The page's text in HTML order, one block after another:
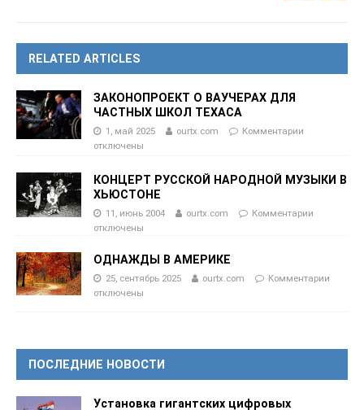
RELATED ARTICLES
ЗАКОНОПРОЕКТ О ВАУЧЕРАХ ДЛЯ
ЧАСТНЫХ ШКОЛ ТЕХАСА
1, май 2025 ourtx.com
Комментарии
отключены
КОНЦЕРТ РУССКОЙ НАРОДНОЙ МУЗЫКИ В
ХЬЮСТОНЕ
11, июнь 2004 ourtx.com
Комментарии
отключены
ОДНАЖДЫ В АМЕРИКЕ
25, сентябрь 2025 ourtx.com
Комментарии
отключены
ПОСЛЕДНИЕ НОВОСТИ
Установка гигантских цифровых